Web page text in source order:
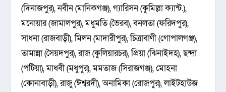
(দিনাজপুর), নবীন (মানিকগঞ্জ), গ্যারিসন (কুমিল্লা ক্যান্ট.),
মনোয়ার (জামালপুর), মধুমতি (ভৈরব), বনলতা (ফরিদপুর),
সাধনা (রাজবাড়ী), মিলন (মাদারীপুর), চিত্রাবাণী (গোপালগঞ্জ),
তামান্না (সৈয়দপুর), রাজ (কুলিয়ারচর), প্রিয়া (ঝিনাইদহ), ছন্দা
(পটিয়া), মাধবী (মধুপুর), মমতাজ (সিরাজগঞ্জ), মোহনা
(কোনাবাড়ী), রাজু (ঈশ্বরদী), অনামিকা (রোজপুর), লাইটহাউজ